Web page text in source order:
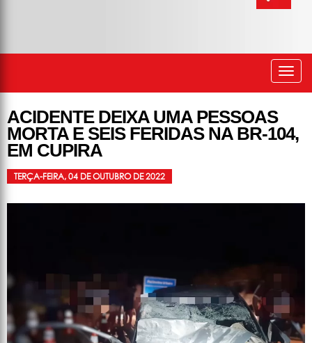
ACIDENTE DEIXA UMA PESSOAS
MORTA E SEIS FERIDAS NA BR-104,
EM CUPIRA
TERÇA-FEIRA, 04 DE OUTUBRO DE 2022